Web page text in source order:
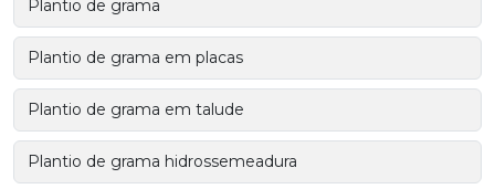
Plantio de grama
Plantio de grama em placas
Plantio de grama em talude
Plantio de grama hidrossemeadura